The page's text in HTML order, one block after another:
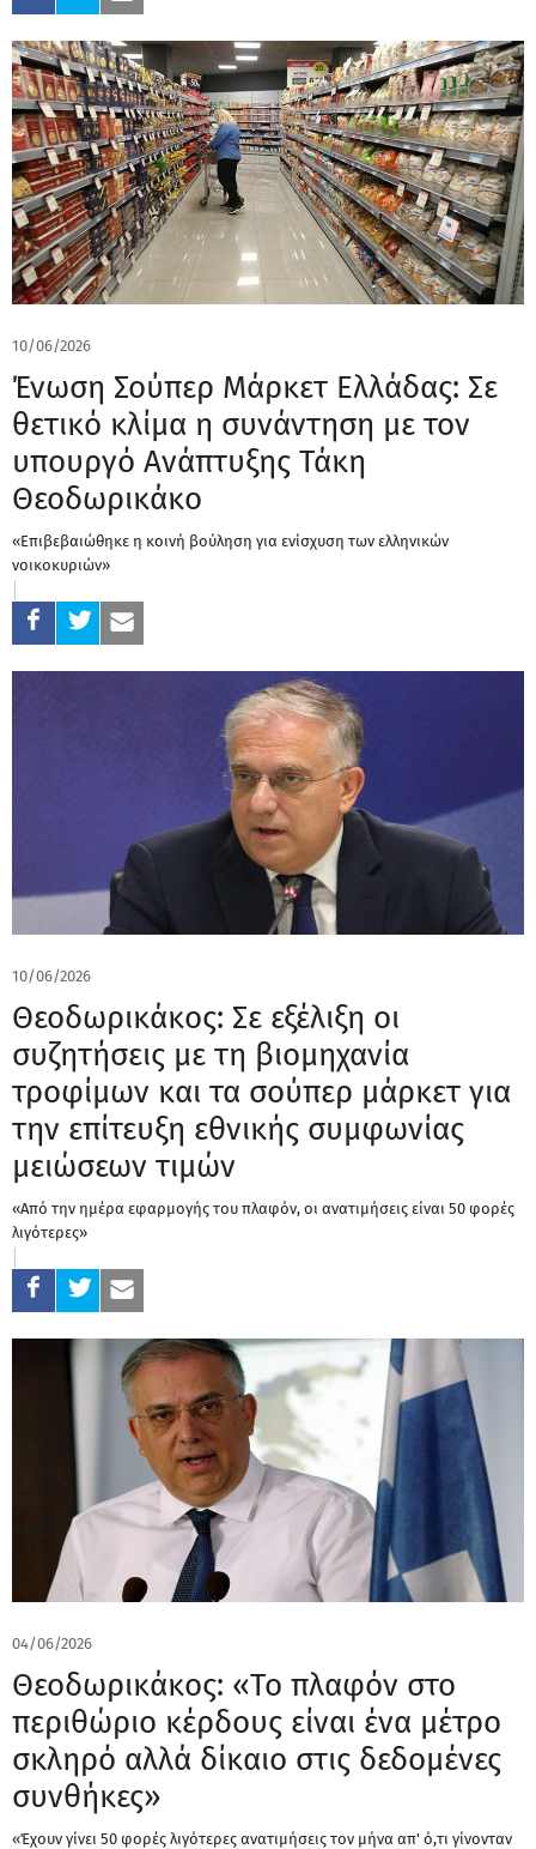
10/06/2026
Ένωση Σούπερ Μάρκετ Ελλάδας: Σε
θετικό κλίμα η συνάντηση με τον
υπουργό Ανάπτυξης Τάκη
Θεοδωρικάκο
«Επιβεβαιώθηκε η κοινή βούληση για ενίσχυση των ελληνικών
νοικοκυριών»
10/06/2026
Θεοδωρικάκος: Σε εξέλιξη οι
συζητήσεις με τη βιομηχανία
τροφίμων και τα σούπερ μάρκετ για
την επίτευξη εθνικής συμφωνίας
μειώσεων τιμών
«Από την ημέρα εφαρμογής του πλαφόν, οι ανατιμήσεις είναι 50 φορές
λιγότερες»
04/06/2026
Θεοδωρικάκος: «Το πλαφόν στο
περιθώριο κέρδους είναι ένα μέτρο
σκληρό αλλά δίκαιο στις δεδομένες
συνθήκες»
«Έχουν γίνει 50 φορές λιγότερες ανατιμήσεις τον μήνα απ' ό,τι γίνονταν